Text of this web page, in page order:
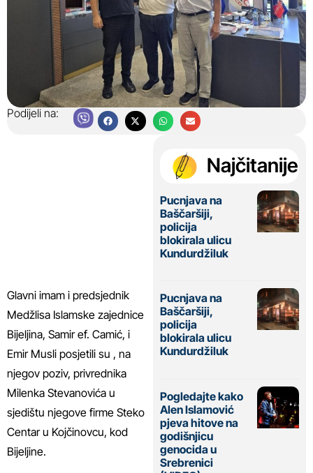
Podijeli na:
Glavni imam i predsjednik
Medžlisa Islamske zajednice
Bijeljina, Samir ef. Camić, i
Emir Musli posjetili su , na
njegov poziv, privrednika
Milenka Stevanovića u
sjedištu njegove firme Steko
Centar u Kojčinovcu, kod
Bijeljine.
Najčitanije
Pucnjava na
Baščaršiji,
policija
blokirala ulicu
Kundurdžiluk
Pucnjava na
Baščaršiji,
policija
blokirala ulicu
Kundurdžiluk
Pogledajte kako
Alen Islamović
pjeva hitove na
godišnjicu
genocida u
Srebrenici